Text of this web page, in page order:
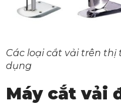
Các loại cắt vải trên thị
dụng
Máy cắt vải